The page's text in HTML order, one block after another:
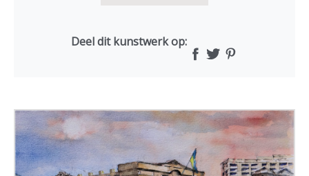
Deel dit kunstwerk op: